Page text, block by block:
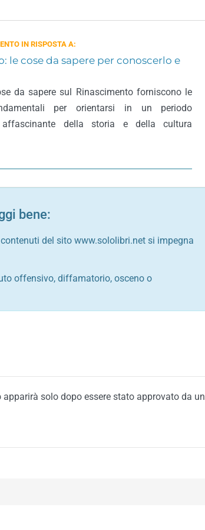
IN RISPOSTA A:
le cose da sapere per conoscerlo e
da sapere sul Rinascimento forniscono le
per orientarsi in un periodo
affascinante della storia e della cultura
bene:
del sito www.sololibri.net si impegna
offensivo, diffamatorio, osceno o
e di quelle internazionali
denigratorio e sbeffeggiatorio
dell'ordine pubblico
di qualsiasi cittadino
di qualsiasi razza, popolo, cultura,
del buon costume o contenenti
politica, di partito o di fazione, che
regole precedenti comporterà la non
solo dopo essere stato approvato da un